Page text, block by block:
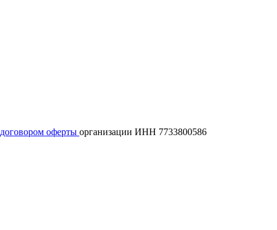
договором оферты организации ИНН 7733800586